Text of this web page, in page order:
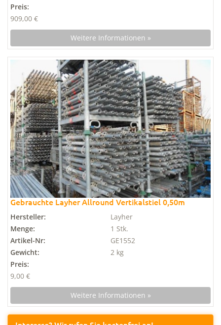
Preis:
909,00 €
Weitere Informationen »
Gebrauchte Layher Allround Vertikalstiel 0,50m
Hersteller:
Layher
Menge:
1 Stk.
Artikel-Nr:
GE1552
Gewicht:
2 kg
Preis:
9,00 €
Weitere Informationen »